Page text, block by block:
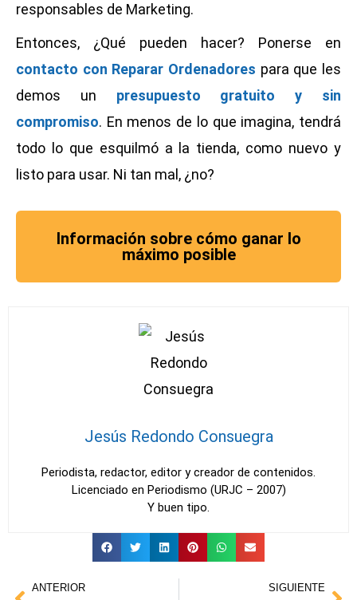
responsables de Marketing.
Entonces, ¿Qué pueden hacer? Ponerse en
contacto con Reparar Ordenadores para que les
demos un presupuesto gratuito y sin
compromiso. En menos de lo que imagina, tendrá
todo lo que esquilmó a la tienda, como nuevo y
listo para usar. Ni tan mal, ¿no?
Información sobre cómo ganar lo
máximo posible
Jesús Redondo Consuegra
Periodista, redactor, editor y creador de contenidos.
Licenciado en Periodismo (URJC – 2007)
Y buen tipo.
AntANTERIOR SIGUIENTE